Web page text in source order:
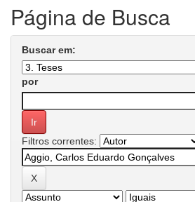
Página de Busca
Buscar em:
por
Filtros correntes: